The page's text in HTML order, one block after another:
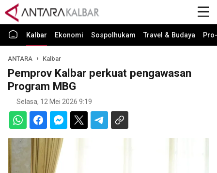
Kalbar Ekonomi Sospolhukam Travel & Budaya
ANTARA Kalbar
Pemprov Kalbar perkuat pengawasan
Program MBG
Selasa, 12 Mei 2026 9:19